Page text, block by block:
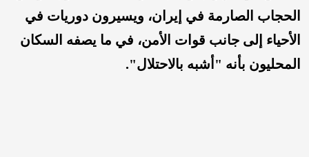
الحجاب الصارمة في إيران، ويسيرون دوريات في
الأحياء إلى جانب قوات الأمن، في ما يصفه السكان
المحليون بأنه "أشبه بالاحتلال".